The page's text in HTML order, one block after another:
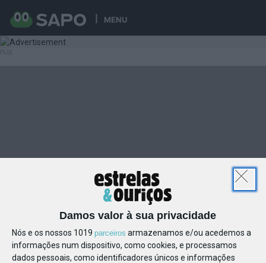
MENU
Damos valor à sua privacidade
Nós e os nossos 1019 parceiros armazenamos e/ou acedemos a
informações num dispositivo, como cookies, e processamos
dados pessoais, como identificadores únicos e informações